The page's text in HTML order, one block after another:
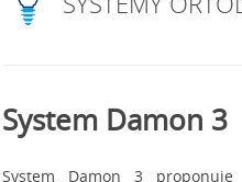
System Damon 3
System Damon 3